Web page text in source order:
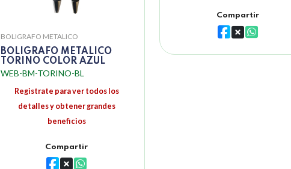
BOLIGRAFO METALICO
BOLIGRAFO METALICO
TORINO COLOR AZUL
WEB-BM-TORINO-BL
Registrate para ver todos los
detalles y obtener grandes
beneficios
Compartir
Compartir